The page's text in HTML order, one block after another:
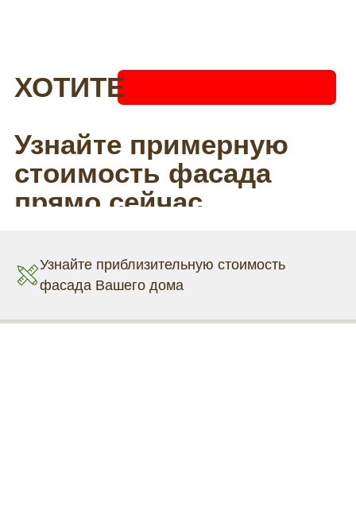
Узнайте приблизительную стоимость
фасада Вашего дома